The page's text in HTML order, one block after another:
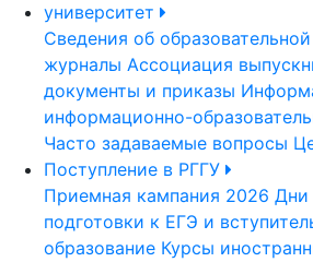
университет
Сведения об
журналы Ассоциация
документы и приказы
информационно-
Часто задаваемые вопросы
Поступление в РГГУ
Приемная кампания 2026 Дни
подготовки к ЕГЭ и
образование Курсы